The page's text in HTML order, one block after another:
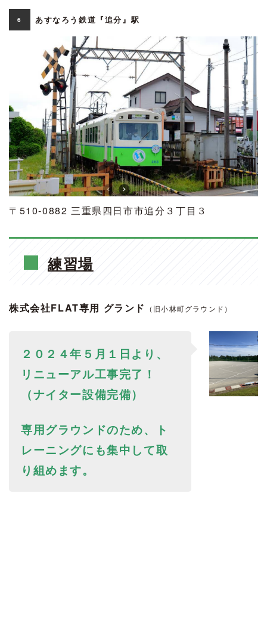
6 あすなろう鉄道『追分』駅
〒510-0882 三重県四日市市追分３丁目３
練習場
株式会社FLAT専用 グランド （旧小林町グラウンド）
２０２４年５月１日より、
リニューアル工事完了！
（ナイター設備完備）
専用グラウンドのため、ト
レーニングにも集中して取
り組めます。